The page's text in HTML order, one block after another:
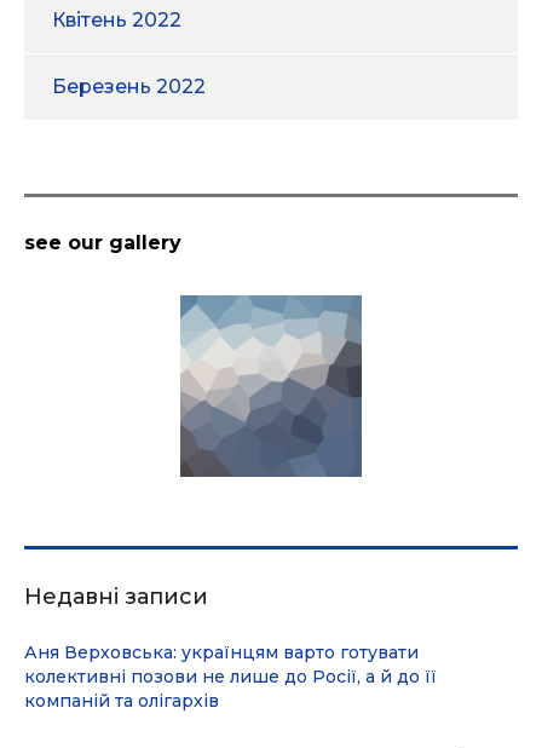
Квітень 2022
Березень 2022
see our gallery
Недавні записи
Аня Верховська: українцям варто готувати
колективні позови не лише до Росії, а й до її
компаній та олігархів